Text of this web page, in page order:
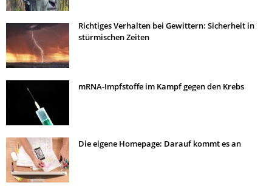
Richtiges Verhalten bei Gewittern: Sicherheit in
stürmischen Zeiten
mRNA-Impfstoffe im Kampf gegen den Krebs
Die eigene Homepage: Darauf kommt es an